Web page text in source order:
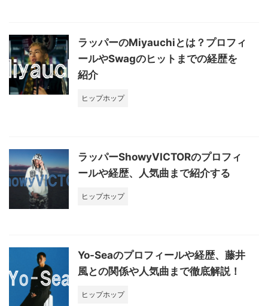
ラッパーのMiyauchiとは？プロフィ
ールやSwagのヒットまでの経歴を
紹介
ヒップホップ
ラッパーShowyVICTORのプロフィ
ールや経歴、人気曲まで紹介する
ヒップホップ
Yo-Seaのプロフィールや経歴、藤井
風との関係や人気曲まで徹底解説！
ヒップホップ